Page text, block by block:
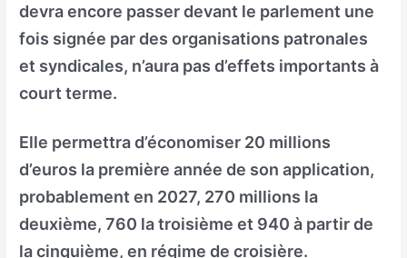
devra encore passer devant le parlement une
fois signée par des organisations patronales
et syndicales, n’aura pas d’effets importants à
court terme.
Elle permettra d’économiser 20 millions
d’euros la première année de son application,
probablement en 2027, 270 millions la
deuxième, 760 la troisième et 940 à partir de
la cinquième, en régime de croisière.